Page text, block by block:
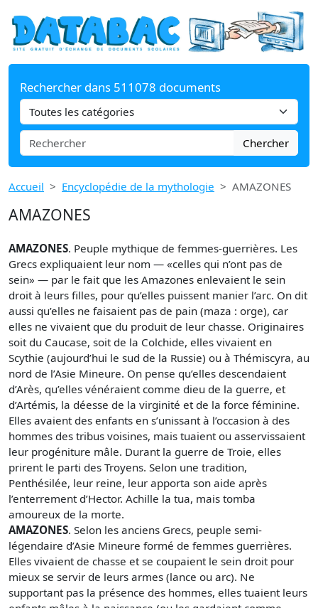
Rechercher dans 511078 documents
Chercher
Accueil Encyclopédie de la mythologie AMAZONES
AMAZONES
AMAZONES. Peuple mythique de femmes-guerrières. Les
Grecs expliquaient leur nom — «celles qui n’ont pas de
sein» — par le fait que les Amazones enlevaient le sein
droit à leurs filles, pour qu’elles puissent manier l’arc. On dit
aussi qu’elles ne faisaient pas de pain (maza : orge), car
elles ne vivaient que du produit de leur chasse. Originaires
soit du Caucase, soit de la Colchide, elles vivaient en
Scythie (aujourd’hui le sud de la Russie) ou à Thémiscyra, au
nord de l’Asie Mineure. On pense qu’elles descendaient
d’Arès, qu’elles vénéraient comme dieu de la guerre, et
d’Artémis, la déesse de la virginité et de la force féminine.
Elles avaient des enfants en s’unissant à l’occasion à des
hommes des tribus voisines, mais tuaient ou asservissaient
leur progéniture mâle. Durant la guerre de Troie, elles
prirent le parti des Troyens. Selon une tradition,
Penthésilée, leur reine, leur apporta son aide après
l’enterrement d’Hector. Achille la tua, mais tomba
amoureux de la morte.
AMAZONES. Selon les anciens Grecs, peuple semi-
légendaire d’Asie Mineure formé de femmes guerrières.
Elles vivaient de chasse et se coupaient le sein droit pour
mieux se servir de leurs armes (lance ou arc). Ne
supportant pas la présence des hommes, elles tuaient leurs